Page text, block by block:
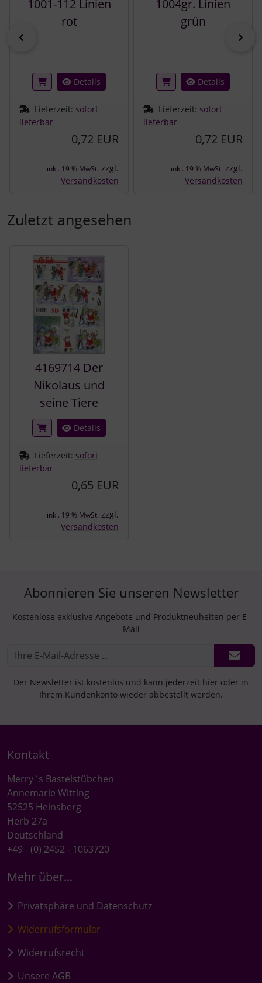
1001-112 Linien
rot
Details
Lieferzeit: sofort
lieferbar
0,72 EUR
inkl. 19 % MwSt. zzgl.
Versandkosten
1004gr. Linien
grün
Details
Lieferzeit: sofort
lieferbar
0,72 EUR
inkl. 19 % MwSt. zzgl.
Versandkosten
Zuletzt angesehen
4169714 Der
Nikolaus und
seine Tiere
Details
Lieferzeit: sofort
lieferbar
0,65 EUR
inkl. 19 % MwSt. zzgl.
Versandkosten
Abonnieren Sie unseren Newsletter
Kostenlose exklusive Angebote und Produktneuheiten per E-
Mail
Der Newsletter ist kostenlos und kann jederzeit hier oder in
Ihrem Kundenkonto wieder abbestellt werden.
Kontakt
Merry`s Bastelstübchen
Annemarie Witting
52525 Heinsberg
Herb 27a
Deutschland
+49 - (0) 2452 - 1063720
Mehr über...
Privatsphäre und Datenschutz
Widerrufsformular
Widerrufsrecht
Unsere AGB